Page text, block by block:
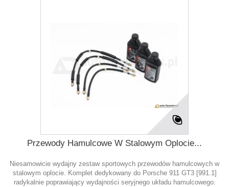
Przewody Hamulcowe W Stalowym Oplocie...
Niesamowicie wydajny zestaw sportowych przewodów hamulcowych w
stalowym oplocie. Komplet dedykowany do Porsche 911 GT3 [991.1]
radykalnie poprawiający wydajności seryjnego układu hamulcowego.